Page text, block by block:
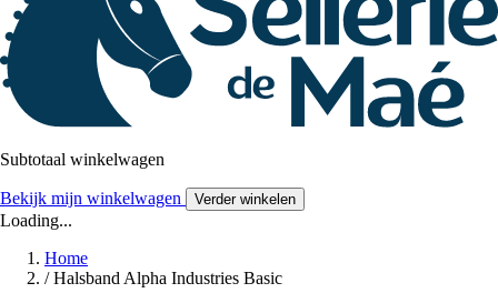
Subtotaal winkelwagen
Bekijk mijn winkelwagen Verder winkelen
Loading...
Home
/ Halsband Alpha Industries Basic